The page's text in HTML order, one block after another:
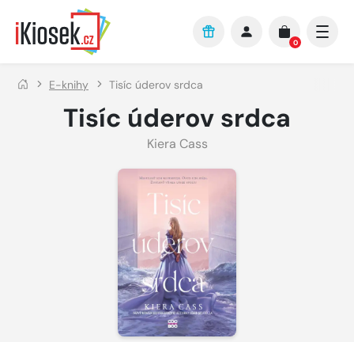
Přejít na hlavní obsah
0
E-knihy Tisíc úderov srdca
Tisíc úderov srdca
Kiera Cass